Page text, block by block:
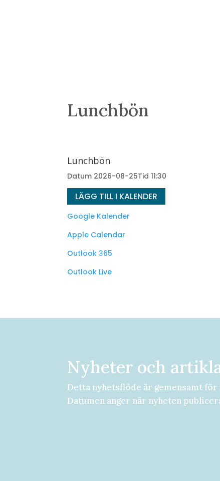
Lunchbön
Lunchbön
Datum 2026-08-25Tid11:30
LÄGG TILL I KALENDER
Google Kalender
Apple Calendar
Outlook 365
Outlook Live
Nyheter och
Detta nyhetsflöde är gemensamt
Datumen anger när nyheten